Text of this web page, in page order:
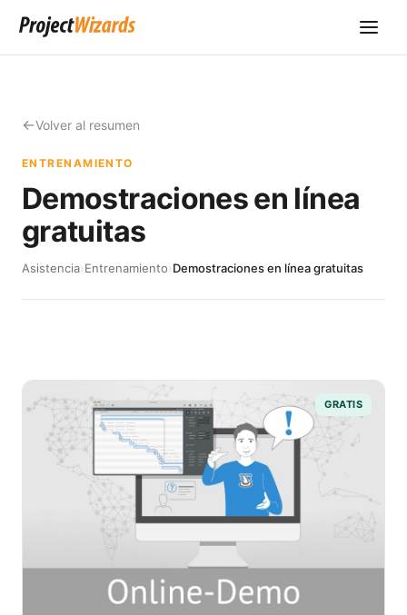
Volver al resumen
ENTRENAMIENTO
Demostraciones en línea
gratuitas
Asistencia›Entrenamiento›Demostraciones en línea gratuitas
GRATIS